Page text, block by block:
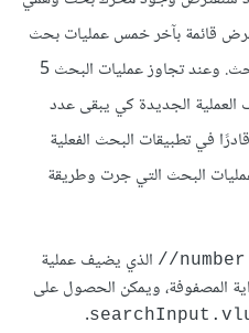
قائمة بآخر خمس عمليات بحث
عند إدخال أي شيء في صندوق البحث. وعند تجاوز عمليات البحث 5
الجديدة كي يبقى عدد
في تطبيقات البحث الفعلية
البحث التي جرت وطريقة
number
الذي يضيف عملية
المصفوفة، ويمكن الحصول على
.